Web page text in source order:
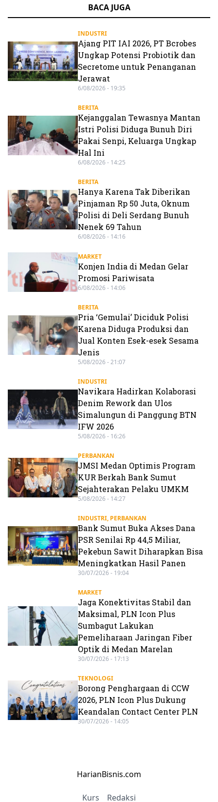
BACA JUGA
INDUSTRI
Ajang PIT IAI 2026, PT Bcrobes
Ungkap Potensi Probiotik dan
Secretome untuk Penanganan
Jerawat
6/08/2026 - 19:35
BERITA
Kejanggalan Tewasnya Mantan
Istri Polisi Diduga Bunuh Diri
Pakai Senpi, Keluarga Ungkap
Hal Ini
6/08/2026 - 14:25
BERITA
Hanya Karena Tak Diberikan
Pinjaman Rp 50 Juta, Oknum
Polisi di Deli Serdang Bunuh
Nenek 69 Tahun
6/08/2026 - 14:16
MARKET
Konjen India di Medan Gelar
Promosi Pariwisata
6/08/2026 - 14:06
BERITA
Pria ‘Gemulai’ Diciduk Polisi
Karena Diduga Produksi dan
Jual Konten Esek-esek Sesama
Jenis
5/08/2026 - 21:07
INDUSTRI
Navikara Hadirkan Kolaborasi
Denim Rework dan Ulos
Simalungun di Panggung BTN
IFW 2026
5/08/2026 - 16:26
PERBANKAN
JMSI Medan Optimis Program
KUR Berkah Bank Sumut
Sejahterakan Pelaku UMKM
5/08/2026 - 14:27
INDUSTRI, PERBANKAN
Bank Sumut Buka Akses Dana
PSR Senilai Rp 44,5 Miliar,
Pekebun Sawit Diharapkan Bisa
Meningkatkan Hasil Panen
30/07/2026 - 19:04
MARKET
Jaga Konektivitas Stabil dan
Maksimal, PLN Icon Plus
Sumbagut Lakukan
Pemeliharaan Jaringan Fiber
Optik di Medan Marelan
30/07/2026 - 17:13
TEKNOLOGI
Borong Penghargaan di CCW
2026, PLN Icon Plus Dukung
Keandalan Contact Center PLN
30/07/2026 - 14:05
HarianBisnis.com
Kurs Redaksi